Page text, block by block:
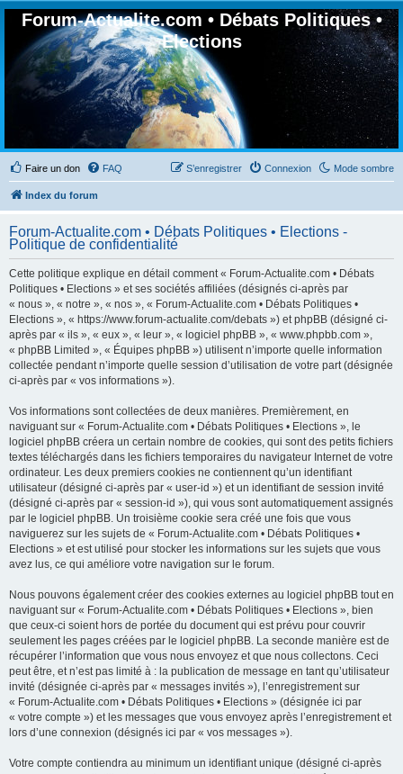
Forum-Actualite.com • Débats Politiques •
Elections
Faire un don Mode sombre
FAQ Connexion
S’enregistrer
Index du forum
Forum-Actualite.com • Débats Politiques • Elections -
Politique de confidentialité
Cette politique explique en détail comment « Forum-Actualite.com • Débats
Politiques • Elections » et ses sociétés affiliées (désignés ci-après par
« nous », « notre », « nos », « Forum-Actualite.com • Débats Politiques •
Elections », « https://www.forum-actualite.com/debats ») et phpBB (désigné ci-
après par « ils », « eux », « leur », « logiciel phpBB », « www.phpbb.com »,
« phpBB Limited », « Équipes phpBB ») utilisent n’importe quelle information
collectée pendant n’importe quelle session d’utilisation de votre part (désignée
ci-après par « vos informations »).
Vos informations sont collectées de deux manières. Premièrement, en
naviguant sur « Forum-Actualite.com • Débats Politiques • Elections », le
logiciel phpBB créera un certain nombre de cookies, qui sont des petits fichiers
textes téléchargés dans les fichiers temporaires du navigateur Internet de votre
ordinateur. Les deux premiers cookies ne contiennent qu’un identifiant
utilisateur (désigné ci-après par « user-id ») et un identifiant de session invité
(désigné ci-après par « session-id »), qui vous sont automatiquement assignés
par le logiciel phpBB. Un troisième cookie sera créé une fois que vous
naviguerez sur les sujets de « Forum-Actualite.com • Débats Politiques •
Elections » et est utilisé pour stocker les informations sur les sujets que vous
avez lus, ce qui améliore votre navigation sur le forum.
Nous pouvons également créer des cookies externes au logiciel phpBB tout en
naviguant sur « Forum-Actualite.com • Débats Politiques • Elections », bien
que ceux-ci soient hors de portée du document qui est prévu pour couvrir
seulement les pages créées par le logiciel phpBB. La seconde manière est de
récupérer l’information que vous nous envoyez et que nous collectons. Ceci
peut être, et n’est pas limité à : la publication de message en tant qu’utilisateur
invité (désignée ci-après par « messages invités »), l’enregistrement sur
« Forum-Actualite.com • Débats Politiques • Elections » (désignée ici par
« votre compte ») et les messages que vous envoyez après l’enregistrement et
lors d’une connexion (désignés ici par « vos messages »).
Votre compte contiendra au minimum un identifiant unique (désigné ci-après